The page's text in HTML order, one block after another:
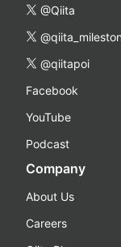
@Qiita
@qiitapoi
Facebook
YouTube
Podcast
Company
About Us
Careers